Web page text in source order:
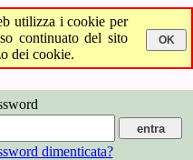
utilizza i cookie per
continuato del sito
dei cookie.
dimenticata?